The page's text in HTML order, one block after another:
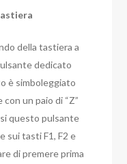
della tastiera a
dedicato
è simboleggiato
con un paio di “Z”
questo pulsante
sui tasti F1, F2 e
di premere prima